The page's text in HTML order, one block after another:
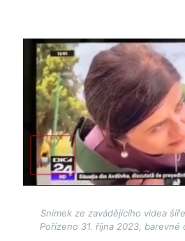
Image
Snímek ze zavádějícího videa
Pořízeno 31. října 2023, barevné